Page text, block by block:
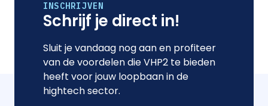
INSCHRIJVEN
Schrijf je direct in!
Sluit je vandaag nog aan en profiteer
van de voordelen die VHP2 te bieden
heeft voor jouw loopbaan in de
hightech sector.